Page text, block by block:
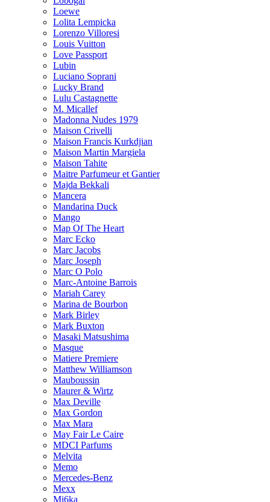
Loewe
Lolita Lempicka
Lorenzo Villoresi
Louis Vuitton
Love Passport
Lubin
Luciano Soprani
Lucky Brand
Lulu Castagnette
M. Micallef
Madonna Nudes 1979
Maison Crivelli
Maison Francis Kurkdjian
Maison Martin Margiela
Maison Tahite
Maitre Parfumeur et Gantier
Majda Bekkali
Mancera
Mandarina Duck
Mango
Map Of The Heart
Marc Ecko
Marc Jacobs
Marc Joseph
Marc O Polo
Marc-Antoine Barrois
Mariah Carey
Marina de Bourbon
Mark Birley
Mark Buxton
Masaki Matsushima
Masque
Matiere Premiere
Matthew Williamson
Mauboussin
Maurer & Wirtz
Max Deville
Max Gordon
Max Mara
May Fair Le Caire
MDCI Parfums
Melvita
Memo
Mercedes-Benz
Mexx
Mi6ka